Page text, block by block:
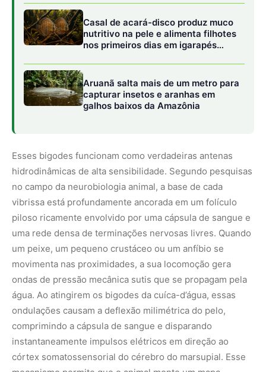
vibrissa está profundamente ancorada em um folículo
piloso ricamente envolvido por uma cápsula de sangue e
uma rede densa de terminações nervosas livres. Quando
um peixe, um pequeno crustáceo ou um anfíbio se
movimenta nas proximidades, a sua locomoção gera
ondas de pressão mecânica sutis que se propagam pela
água. Ao atingirem os bigodes da cuíca-d’água, essas
ondulações causam a deflexão milimétrica do pelo,
comprimindo a cápsula de sangue e disparando
córtex somatossensorial do cérebro do marsupial. Esse
mecanismo permite que o animal monte um mapa
tridimensional tátil do ambiente ao seu redor, calculando
a distância, a velocidade e a trajetória exata da presa sem
a necessidade de utilizar a visão.
O mistério da bolsa marsupial impermeável e a
proteção dos filhotes
Além do sistema sensorial facial extraordinário, a cuíca-
d’água desenvolveu uma solução anatômica e fisiológica
única na natureza para resolver o dilema de transportar
seus filhotes subdesenvolvidos durante os mergulhos de